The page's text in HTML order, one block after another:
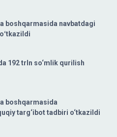
boshqarmasida navbatdagi
192 trln so‘mlik qurilish
boshqarmasida
targ‘ibot tadbiri o‘tkazildi